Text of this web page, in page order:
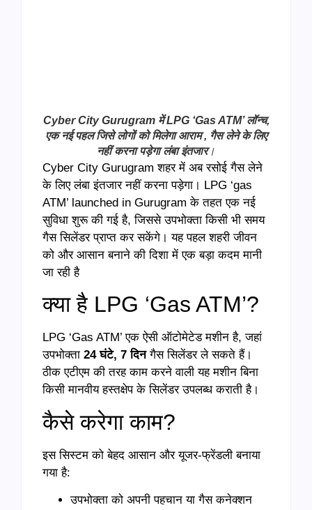
Cyber City Gurugram में LPG ‘Gas ATM’ लॉन्च,
एक नई पहल जिसे लोगों को मिलेगा आराम , गैस लेने के लिए
नहीं करना पड़ेगा लंबा इंतजार।
Cyber City Gurugram शहर में अब रसोई गैस लेने
के लिए लंबा इंतजार नहीं करना पड़ेगा। LPG ‘gas
ATM’ launched in Gurugram के तहत एक नई
सुविधा शुरू की गई है, जिससे उपभोक्ता किसी भी समय
गैस सिलेंडर प्राप्त कर सकेंगे। यह पहल शहरी जीवन
को और आसान बनाने की दिशा में एक बड़ा कदम मानी
जा रही है
क्या है LPG ‘Gas ATM’?
LPG ‘Gas ATM’ एक ऐसी ऑटोमेटेड मशीन है, जहां
उपभोक्ता 24 घंटे, 7 दिनगैस सिलेंडर ले सकते हैं।
ठीक एटीएम की तरह काम करने वाली यह मशीन बिना
किसी मानवीय हस्तक्षेप के सिलेंडर उपलब्ध कराती है।
कैसे करेगा काम?
इस सिस्टम को बेहद आसान और यूजर-फ्रेंडली बनाया
गया है:
उपभोक्ता को अपनी पहचान या गैस कनेक्शन